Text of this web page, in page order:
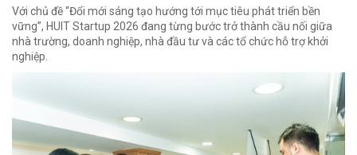
Với chủ đề “Đổi mới sáng tạo hướng tới mục tiêu phát triển bền
vững”, HUIT Startup 2026 đang từng bước trở thành cầu nối giữa
nhà trường, doanh nghiệp, nhà đầu tư và các tổ chức hỗ trợ khởi
nghiệp.